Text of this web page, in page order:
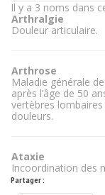
Il y a 3 noms dans
Arthralgie
Douleur articulaire.
Arthrose
Maladie générale
après l’âge de 50
vertèbres
douleurs.
Ataxie
Incoordination des
Partager :